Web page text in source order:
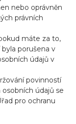
nebo oprávněn
právních
máte za to,
porušena v
údajů v
povinností
údajů se
pro ochranu